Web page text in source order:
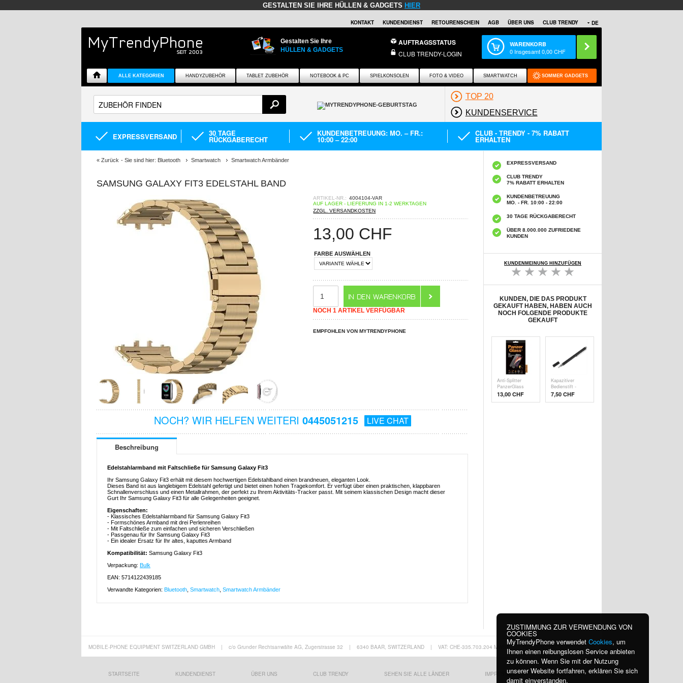
GESTALTEN SIE IHRE HÜLLEN & GADGETS HIER
DE
KONTAKT KUNDENDIENST RETOURENSCHEIN AGB ÜBER UNS CLUB TRENDY
Gestalten Sie Ihre
HÜLLEN & GADGETS
AUFTRAGSSTATUS
CLUB TRENDY-LOGIN
WARENKORB
0 Insgesamt0,00CHF
ALLE KATEGORIEN HANDYZUBEHÖR TABLET ZUBEHÖR NOTEBOOK & PC SPIELKONSOLEN FOTO & VIDEO SMARTWATCH SOMMER GADGETS
TOP 20
KUNDENSERVICE
EXPRESSVERSAND 30 TAGE
RÜCKGABERECHT
KUNDENBETREUUNG: MO. – FR.:
10:00 – 22:00
CLUB - TRENDY - 7% RABATT
ERHALTEN
« Zurück - Sie sind hier: Bluetooth Smartwatch Smartwatch Armbänder
SAMSUNG GALAXY FIT3 EDELSTAHL BAND
ARTIKEL-NR.: 4004104-VAR
AUF LAGER - LIEFERUNG IN 1-2 WERKTAGEN
ZZGL. VERSANDKOSTEN
13,00 CHF
FARBE AUSWÄHLEN
NOCH 1 ARTIKEL VERFÜGBAR
EMPFOHLEN VON MYTRENDYPHONE
NOCH? WIR HELFEN WEITERI 0445051215 LIVE CHAT
Beschreibung
Edelstahlarmband mit Faltschließe für Samsung Galaxy Fit3
Ihr Samsung Galaxy Fit3 erhält mit diesem hochwertigen Edelstahlband einen brandneuen, eleganten Look.
Dieses Band ist aus langlebigem Edelstahl gefertigt und bietet einen hohen Tragekomfort. Er verfügt über einen praktischen, klappbaren
Schnallenverschluss und einen Metallrahmen, der perfekt zu Ihrem Aktivitäts-Tracker passt. Mit seinem klassischen Design macht dieser
Gurt Ihr Samsung Galaxy Fit3 für alle Gelegenheiten geeignet.
Eigenschaften:
- Klassisches Edelstahlarmband für Samsung Galaxy Fit3
- Formschönes Armband mit drei Perlenreihen
- Mit Faltschließe zum einfachen und sicheren Verschließen
- Passgenau für Ihr Samsung Galaxy Fit3
- Ein idealer Ersatz für Ihr altes, kaputtes Armband
Kompatibilität: Samsung Galaxy Fit3
Verpackung: Bulk
EAN: 5714122439185
Verwandte Kategorien: Bluetooth Smartwatch Smartwatch Armbänder
EXPRESSVERSAND
CLUB TRENDY
7% RABATT ERHALTEN
KUNDENBETREUUNG
MO. - FR. 10:00 - 22:00
30 TAGE RÜCKGABERECHT
ÜBER 8.000.000 ZUFRIEDENE
KUNDEN
KUNDENMEINUNG HINZUFÜGEN
KUNDEN, DIE DAS PRODUKT
GEKAUFT HABEN, HABEN AUCH
NOCH FOLGENDE PRODUKTE
GEKAUFT
Anti-Splitter
PanzerGlass
Disp
13,00 CHF
Kapazitiver
Bedienstift -
Schw
7,50 CHF
MOBILE-PHONE EQUIPMENT SWITZERLAND GMBH | c/o Grunder Rechtsanwälte AG, Zugerstrasse 32 | 6340 BAAR, SWITZERLAND | VAT: CHE-335.703.204 MWST INFO@MYTRENDYPHONE.CH
STARTSEITE KUNDENDIENST ÜBER UNS CLUB TRENDY SEHEN SIE ALLE LÄNDER IMPRESSUM KONTAKT
ZUSTIMMUNG ZUR VERWENDUNG VON
COOKIES
MyTrendyPhone verwendet Cookies, um
Ihnen einen reibungslosen Service anbieten
zu können. Wenn Sie mit der Nutzung
unserer Website fortfahren, erklären Sie sich
damit einverstanden.